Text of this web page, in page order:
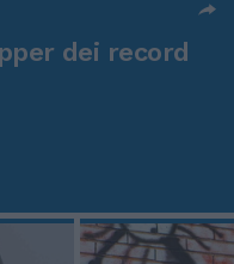
dei record